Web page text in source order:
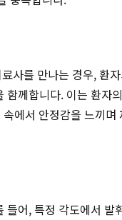
사를 만나는 경우, 환
께합니다. 이는 환자
에서 안정감을 느끼며
어, 특정 각도에서 발